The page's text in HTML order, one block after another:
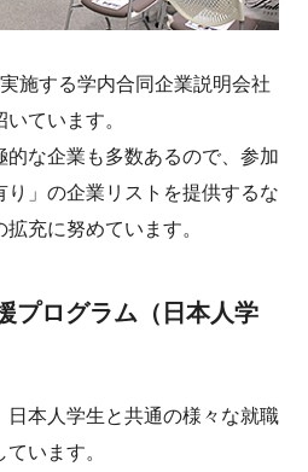
施する学内合同企業説明会社
ています。
な企業も多数あるので、参加
り」の企業リストを提供するな
充に努めています。
プログラム（日本人学
日本人学生と共通の様々な就職
います。